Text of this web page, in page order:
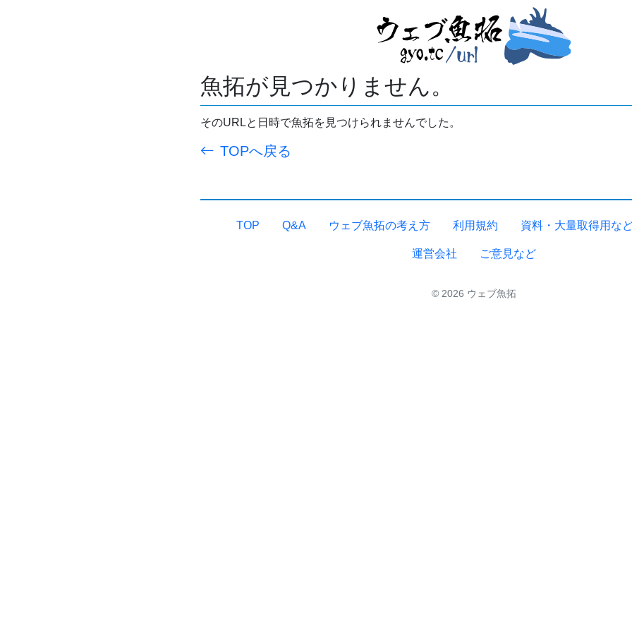
魚拓が見つかりません。
そのURLと日時で魚拓を見つけられませんでした。
TOPへ戻る
TOP Q&A ウェブ魚拓の考え方 利用規約 資料・大量取得用な
運営会社 ご意見など
© 2026 ウェブ魚拓